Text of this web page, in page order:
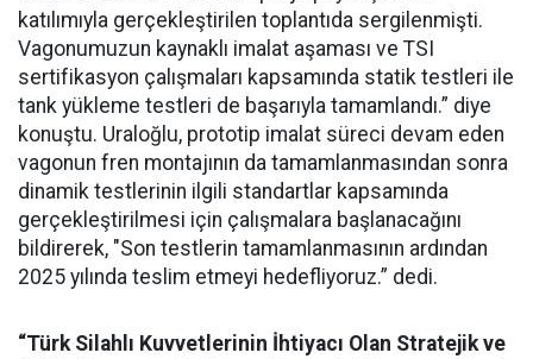
katılımıyla gerçekleştirilen toplantıda sergilenmişti.
Vagonumuzun kaynaklı imalat aşaması ve TSI
sertifikasyon çalışmaları kapsamında statik testleri ile
tank yükleme testleri de başarıyla tamamlandı.” diye
konuştu. Uraloğlu, prototip imalat süreci devam eden
vagonun fren montajının da tamamlanmasından sonra
dinamik testlerinin ilgili standartlar kapsamında
gerçekleştirilmesi için çalışmalara başlanacağını
bildirerek, "Son testlerin tamamlanmasının ardından
2025 yılında teslim etmeyi hedefliyoruz.” dedi.
“Türk Silahlı Kuvvetlerinin İhtiyacı Olan Stratejik ve